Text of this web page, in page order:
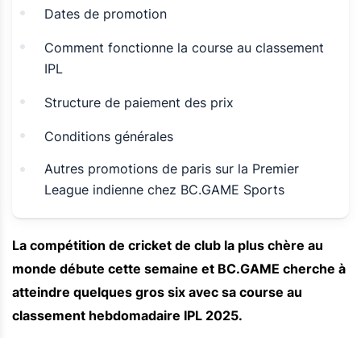
Dates de promotion
Comment fonctionne la course au classement
IPL
Structure de paiement des prix
Conditions générales
Autres promotions de paris sur la Premier
League indienne chez BC.GAME Sports
La compétition de cricket de club la plus chère au
monde débute cette semaine et BC.GAME cherche à
atteindre quelques gros six avec sa course au
classement hebdomadaire IPL 2025.